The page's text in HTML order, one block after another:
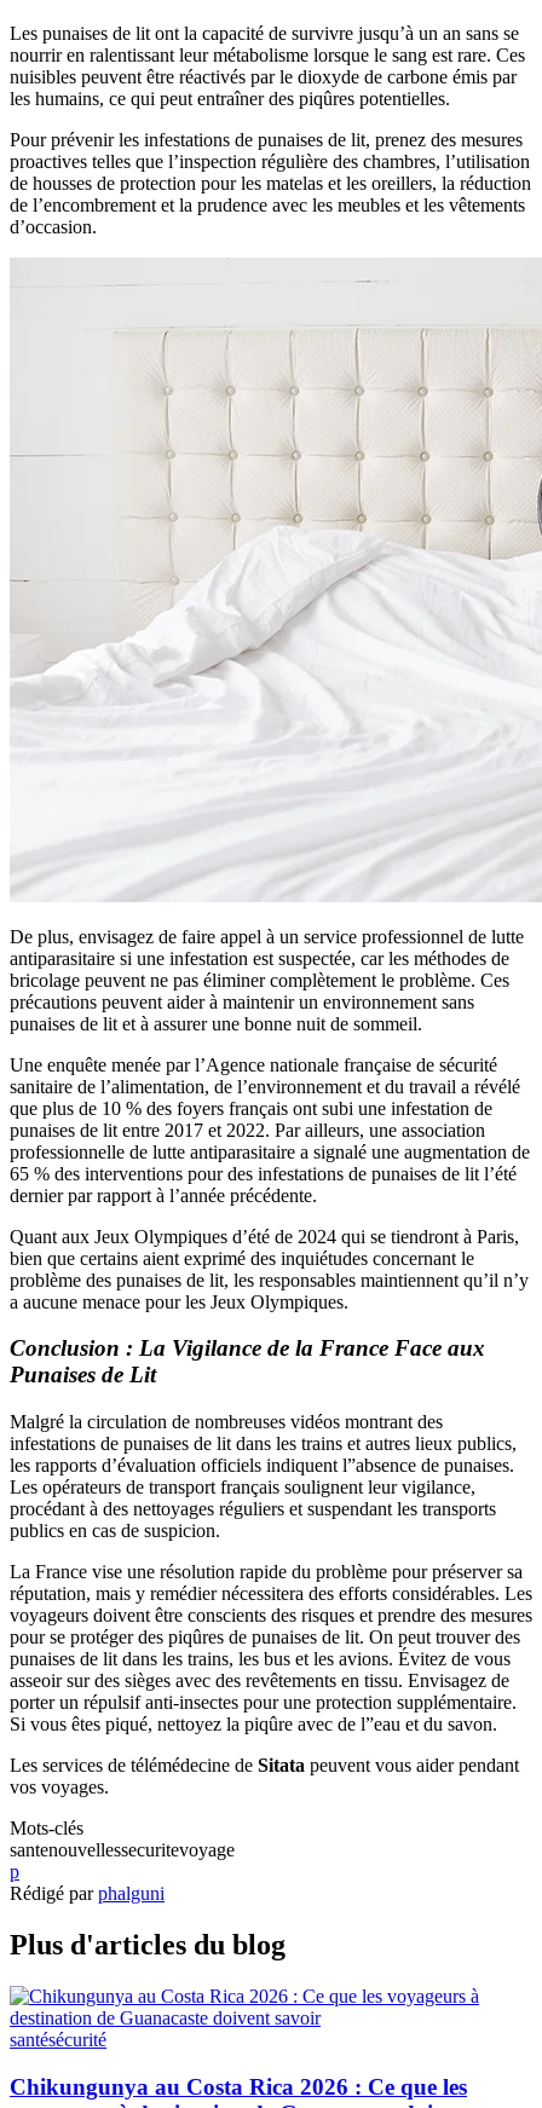
Les punaises de lit ont la capacité de survivre jusqu’à un an sans se
nourrir en ralentissant leur métabolisme lorsque le sang est rare. Ces
nuisibles peuvent être réactivés par le dioxyde de carbone émis par
les humains, ce qui peut entraîner des piqûres potentielles.
Pour prévenir les infestations de punaises de lit, prenez des mesures
proactives telles que l’inspection régulière des chambres, l’utilisation
de housses de protection pour les matelas et les oreillers, la réduction
de l’encombrement et la prudence avec les meubles et les vêtements
d’occasion.
De plus, envisagez de faire appel à un service professionnel de lutte
antiparasitaire si une infestation est suspectée, car les méthodes de
bricolage peuvent ne pas éliminer complètement le problème. Ces
précautions peuvent aider à maintenir un environnement sans
punaises de lit et à assurer une bonne nuit de sommeil.
Une enquête menée par l’Agence nationale française de sécurité
sanitaire de l’alimentation, de l’environnement et du travail a révélé
que plus de 10 % des foyers français ont subi une infestation de
punaises de lit entre 2017 et 2022. Par ailleurs, une association
professionnelle de lutte antiparasitaire a signalé une augmentation de
65 % des interventions pour des infestations de punaises de lit l’été
dernier par rapport à l’année précédente.
Quant aux Jeux Olympiques d’été de 2024 qui se tiendront à Paris,
bien que certains aient exprimé des inquiétudes concernant le
problème des punaises de lit, les responsables maintiennent qu’il n’y
a aucune menace pour les Jeux Olympiques.
Conclusion : La Vigilance de la France Face aux
Punaises de Lit
Malgré la circulation de nombreuses vidéos montrant des
infestations de punaises de lit dans les trains et autres lieux publics,
les rapports d’évaluation officiels indiquent l”absence de punaises.
Les opérateurs de transport français soulignent leur vigilance,
procédant à des nettoyages réguliers et suspendant les transports
publics en cas de suspicion.
La France vise une résolution rapide du problème pour préserver sa
réputation, mais y remédier nécessitera des efforts considérables. Les
voyageurs doivent être conscients des risques et prendre des mesures
pour se protéger des piqûres de punaises de lit. On peut trouver des
punaises de lit dans les trains, les bus et les avions. Évitez de vous
asseoir sur des sièges avec des revêtements en tissu. Envisagez de
porter un répulsif anti-insectes pour une protection supplémentaire.
Si vous êtes piqué, nettoyez la piqûre avec de l”eau et du savon.
Les services de télémédecine de Sitata peuvent vous aider pendant
vos voyages.
Mots-clés
santenouvellessecuritevoyage
p
Rédigé par phalguni
Plus d'articles du blog
santésécurité
Chikungunya au Costa Rica 2026 : Ce que les